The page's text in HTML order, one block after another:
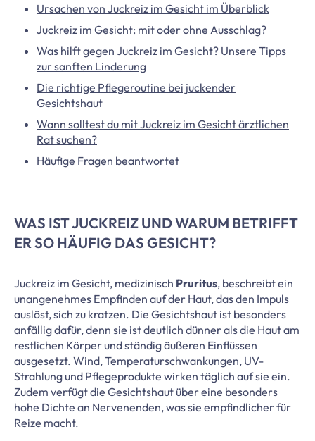
Ursachen von Juckreiz im Gesicht im Überblick
Juckreiz im Gesicht: mit oder ohne Ausschlag?
Was hilft gegen Juckreiz im Gesicht? Unsere Tipps
zur sanften Linderung
Die richtige Pflegeroutine bei juckender
Gesichtshaut
Wann solltest du mit Juckreiz im Gesicht ärztlichen
Rat suchen?
Häufige Fragen beantwortet
WAS IST JUCKREIZ UND WARUM BETRIFFT
ER SO HÄUFIG DAS GESICHT?
Juckreiz im Gesicht, medizinisch Pruritus, beschreibt ein
unangenehmes Empfinden auf der Haut, das den Impuls
auslöst, sich zu kratzen. Die Gesichtshaut ist besonders
anfällig dafür, denn sie ist deutlich dünner als die Haut am
restlichen Körper und ständig äußeren Einflüssen
ausgesetzt. Wind, Temperaturschwankungen, UV-
Strahlung und Pflegeprodukte wirken täglich auf sie ein.
Zudem verfügt die Gesichtshaut über eine besonders
hohe Dichte an Nervenenden, was sie empfindlicher für
Reize macht.